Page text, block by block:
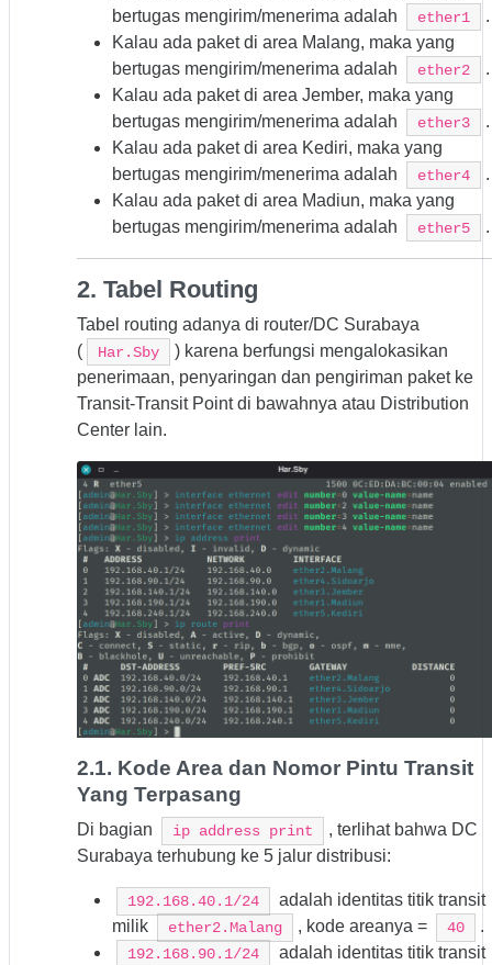
bertugas mengirim/menerima adalah
ether1
.
Kalau ada paket di area Malang, maka yang
bertugas mengirim/menerima adalah
ether2
.
Kalau ada paket di area Jember, maka yang
bertugas mengirim/menerima adalah
ether3
.
Kalau ada paket di area Kediri, maka yang
bertugas mengirim/menerima adalah
ether4
.
Kalau ada paket di area Madiun, maka yang
bertugas mengirim/menerima adalah
ether5 .
2. Tabel Routing
Tabel routing adanya di router/DC Surabaya
(
Har.Sby
) karena berfungsi mengalokasikan
penerimaan, penyaringan dan pengiriman paket ke
Transit-Transit Point di bawahnya atau Distribution
Center lain.
2.1. Kode Area dan Nomor Pintu Transit
Yang Terpasang
Di bagian ip address print
, terlihat bahwa DC
Surabaya terhubung ke 5 jalur distribusi:
192.168.40.1/24
adalah identitas titik transit
milik
ether2.Malang , kode areanya = 40 .
192.168.90.1/24
adalah identitas titik transit